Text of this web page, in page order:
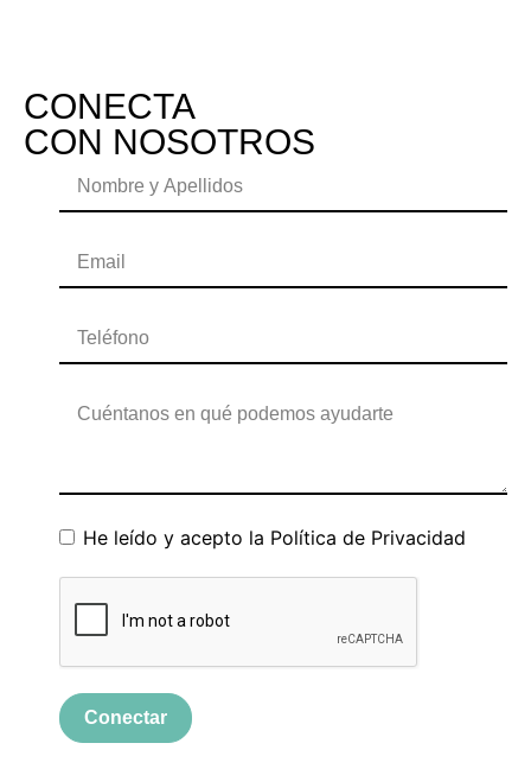
CONECTA
CON NOSOTROS
He leído y acepto la Política de Privacidad
Conectar